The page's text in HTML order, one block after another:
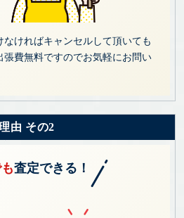
ければキャンセルして頂いても
費無料ですのでお気軽にお問い
由 その2
査定できる！